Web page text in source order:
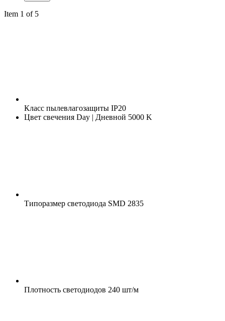
Item 1 of 5
Класс пылевлагозащиты IP20
Цвет свечения Day | Дневной 5000 K
Типоразмер светодиода SMD 2835
Плотность светодиодов 240 шт/м